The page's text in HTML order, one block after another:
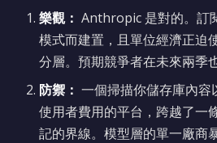
樂觀： Anthropic 是對的。訂
模式而建置，且單位經濟正迫
分層。預期競爭者在未來兩季
防禦： 一個掃描你儲存庫內
使用者費用的平台，跨越了一
記的界線。模型層的單一廠商